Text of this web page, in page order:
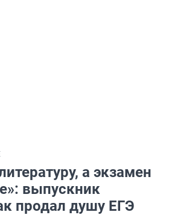
а экзамен
выпускник
продал душу ЕГЭ